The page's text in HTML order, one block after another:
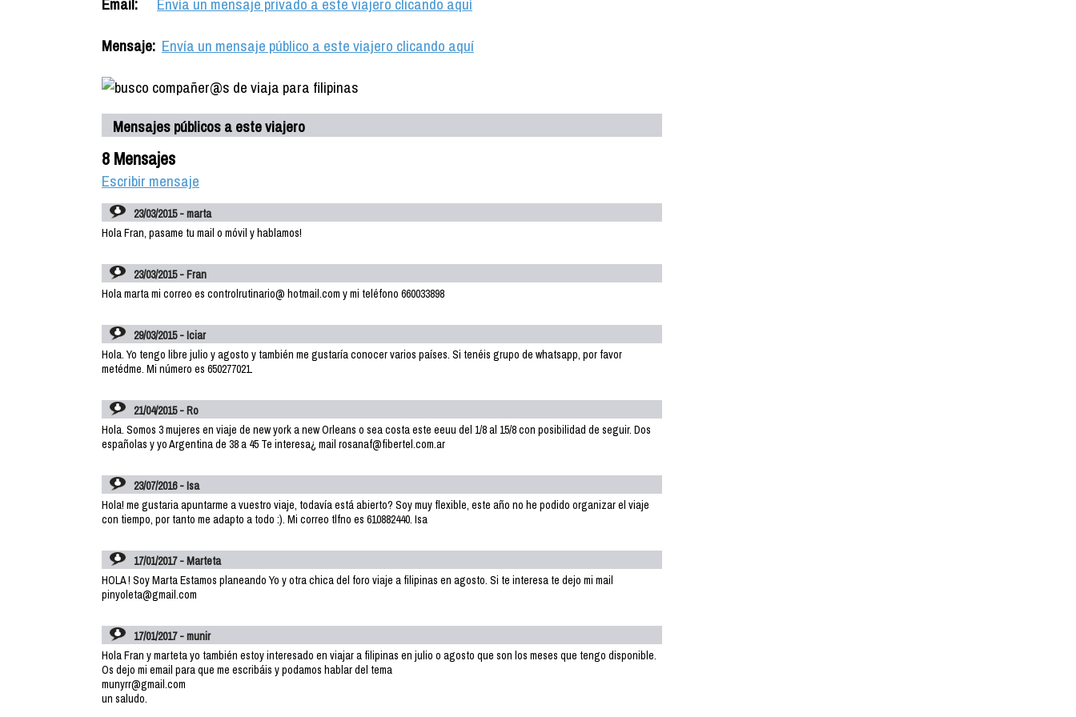
Mensaje: Envía un mensaje público a este viajero clicando aquí
Mensajes públicos a este viajero
8 Mensajes
Escribir mensaje
23/03/2015 - marta
Hola Fran, pasame tu mail o móvil y hablamos!
23/03/2015 - Fran
Hola marta mi correo es controlrutinario@ hotmail.com y mi teléfono 660033898
29/03/2015 - Iciar
Hola. Yo tengo libre julio y agosto y también me gustaría conocer varios países. Si tenéis grupo de whatsapp, por favor
metédme. Mi número es 650277021.
21/04/2015 - Ro
Hola. Somos 3 mujeres en viaje de new york a new Orleans o sea costa este eeuu del 1/8 al 15/8 con posibilidad de seguir. Dos
españolas y yo Argentina de 38 a 45 Te interesa¿ mail rosanaf@fibertel.com.ar
23/07/2016 - Isa
Hola! me gustaria apuntarme a vuestro viaje, todavía está abierto? Soy muy flexible, este año no he podido organizar el viaje
con tiempo, por tanto me adapto a todo :). Mi correo tlfno es 610882440. Isa
17/01/2017 - Marteta
HOLA ! Soy Marta Estamos planeando Yo y otra chica del foro viaje a filipinas en agosto. Si te interesa te dejo mi mail
pinyoleta@gmail.com
17/01/2017 - munir
Hola Fran y marteta yo también estoy interesado en viajar a filipinas en julio o agosto que son los meses que tengo disponible.
Os dejo mi email para que me escribáis y podamos hablar del tema
munyrr@gmail.com
un saludo.